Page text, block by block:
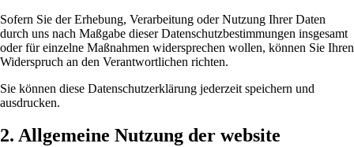
Sofern Sie der Erhebung, Verarbeitung oder Nutzung Ihrer Daten
durch uns nach Maßgabe dieser Datenschutzbestimmungen insgesamt
oder für einzelne Maßnahmen widersprechen wollen, können Sie Ihren
Widerspruch an den Verantwortlichen richten.
Sie können diese Datenschutzerklärung jederzeit speichern und
ausdrucken.
2. Allgemeine Nutzung der website